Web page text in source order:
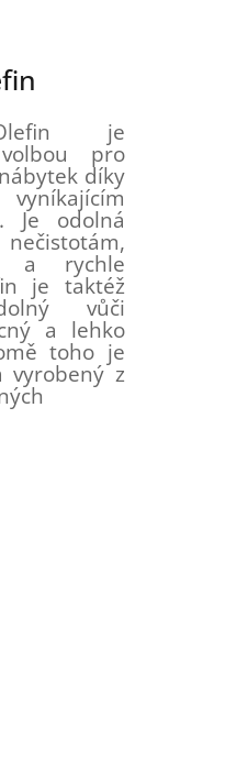
je
pro
díky
Je odolná
a rychle
je taktéž
vůči
a lehko
toho je
vyrobený z